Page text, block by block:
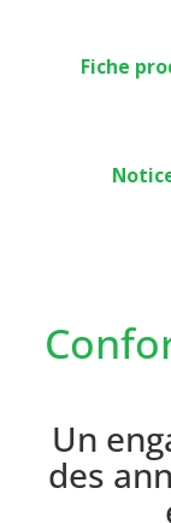
Fiche
Un
des